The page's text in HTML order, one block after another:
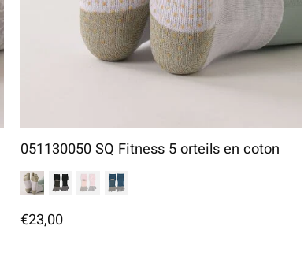
051130050 SQ Fitness 5 orteils en coton
€23,00